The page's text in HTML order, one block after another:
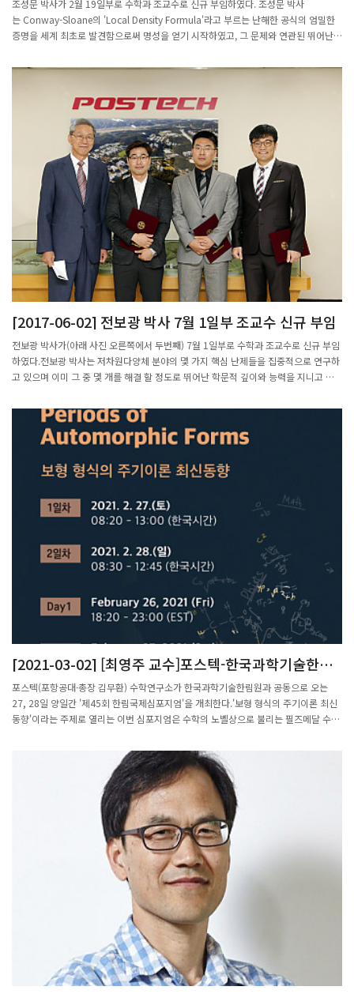
조성문 박사가 2월 19일부로 수학과 조교수로 신규 부임하였다. 조성문 박사
는 Conway-Sloane의 'Local Density Formula'라고 부르는 난해한 공식의 엄밀한
증명을 세계 최초로 발견함으로써 명성을 얻기 시작하였고, 그 문제와 연관된 뛰어난
다. 2001년 서울대 수학과 학사과정을 마치고 2012년에 Purdue 대학에서 박사학위
대학에서 박사후 연구원을 지낸 다음, 교토대학 수학과에서 JSPS Postdoctoral
Fellow로 재직하다가 이번에 포스텍 수학과의 조교수로 근무하게 되었다.
[2017-06-02] 전보광 박사 7월 1일부 조교수 신규 부임
전보광 박사가(아래 사진 오른쪽에서 두번째) 7월 1일부로 수학과 조교수로 신규 부임
하였다.전보광 박사는 저차원다양체 분야의 몇 가지 핵심 난제들을 집중적으로 연구하
고 있으며 이미 그 중 몇 개를 해결 할 정도로 뛰어난 학문적 깊이와 능력을 지니고 있
of Illinois at Urbana-Champign 에서 박사학위를 취득하였으며 Brown Univ. 에서
Post-doc 으로 근무 후 Columbia Univ. 에서 Ritt Assistant Prof. 로 재직하다가 이
번에 포스텍 수학과의 조교수로 근무하게 되었다.
[2021-03-02] [최영주 교수]포스텍-한국과학기술한림
원, ‘제45회 한림국제심포지엄’ 개최
포스텍(포항공대·총장 김무환) 수학연구소가 한국과학기술한림원과 공동으로 오는
27, 28일 양일간 '제45회 한림국제심포지엄'을 개최한다.'보형 형식의 주기이론 최신
동향'이라는 주제로 열리는 이번 심포지엄은 수학의 노벨상으로 불리는 필즈메달 수상
심 난제에 관한 토론과 강연을 펼칠 예정이다.특히 27일 미국 명문 캘리포니아 버클리
대학 신석우 교수와 공동으로 운영되는 프로그램에는 2018년 필즈메달 수상자 벤카테
시 교수, 워릭대학 김민형 석좌교수 등 6명의 수학계 최고 연사들이 함께 자리한다.최
영주 포스텍수학연구소(PMI) 소장은 "이번 한림국제심포지엄은 국내 수학의 저변을
넓히는 발판이 될 것"이라며 "세계 석학과의 연구 교류를 활성화하고, 차세대 연구그
룹이 세계적인 수준으로 발전하는 계기가 되길 기대한다"고 했다.한민구 한국과학기술
한림원 원장은 "이번 심포지엄이 21세기 수학 핵심 난제 해결의 실마리를 찾는 자리가
됐으면 한다"고 했다.심포지엄은 유튜브(https://youtu.be/Wr4oKg2nkeo)로 생중